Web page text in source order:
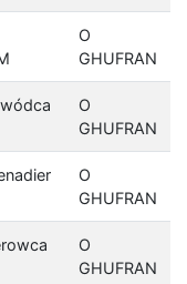
O
GHUFRAN
O
GHUFRAN
O
GHUFRAN
O
GHUFRAN